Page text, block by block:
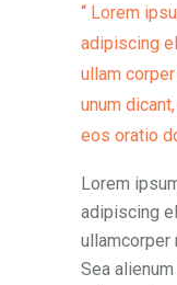
Lorem
adipiscing
ullam
unum
eos oratio
Lorem
adipiscing
ullamcorper
Sea